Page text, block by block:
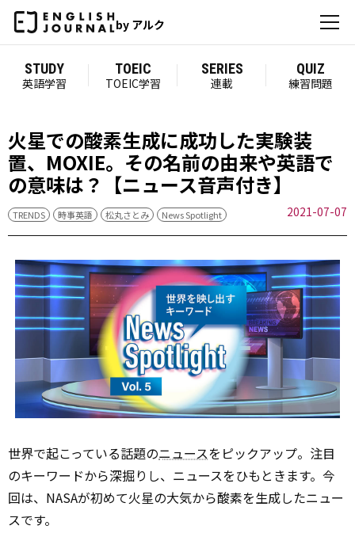
by アルク
STUDY
英語学習
TOEIC
TOEIC学習
SERIES
連載
QUIZ
練習問題
火星での酸素生成に成功した実験装
置、MOXIE。その名前の由来や英語で
の意味は？【ニュース音声付き】
TRENDS 時事英語 松丸さとみ News Spotlight 2021-07-07
世界で起こっている話題のニュースをピックアップ。注目
のキーワードから深掘りし、ニュースをひもときます。今
回は、NASAが初めて火星の大気から酸素を生成したニュー
スです。